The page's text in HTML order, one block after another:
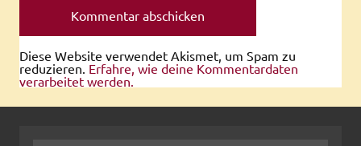
Diese Website verwendet Akismet, um Spam zu
reduzieren. Erfahre, wie deine Kommentardaten
verarbeitet werden.